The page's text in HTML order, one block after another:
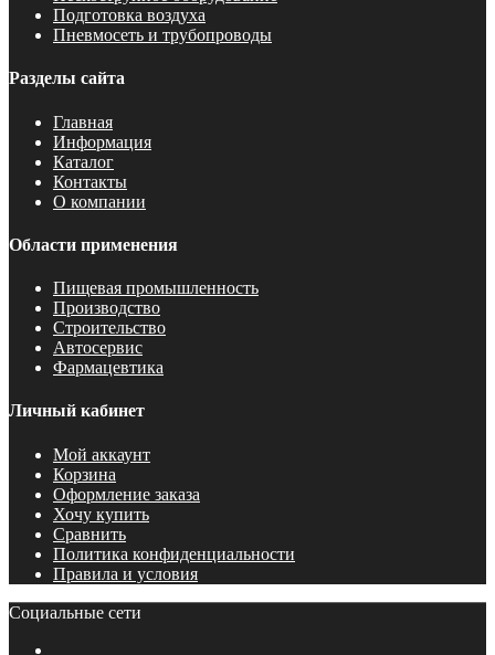
Подготовка воздуха
Пневмосеть и трубопроводы
Разделы сайта
Главная
Информация
Каталог
Контакты
О компании
Области применения
Пищевая промышленность
Производство
Строительство
Автосервис
Фармацевтика
Личный кабинет
Мой аккаунт
Корзина
Оформление заказа
Хочу купить
Сравнить
Политика конфиденциальности
Правила и условия
Социальные сети